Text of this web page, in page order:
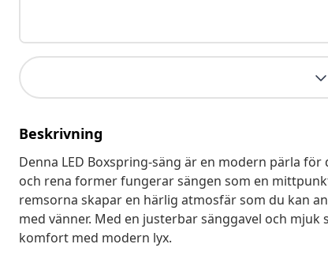
Beskrivning
Denna LED Boxspring-säng är en modern pärla
och rena former fungerar sängen som en
remsorna skapar en härlig atmosfär som du kan
med vänner. Med en justerbar sänggavel och
komfort med modern lyx.